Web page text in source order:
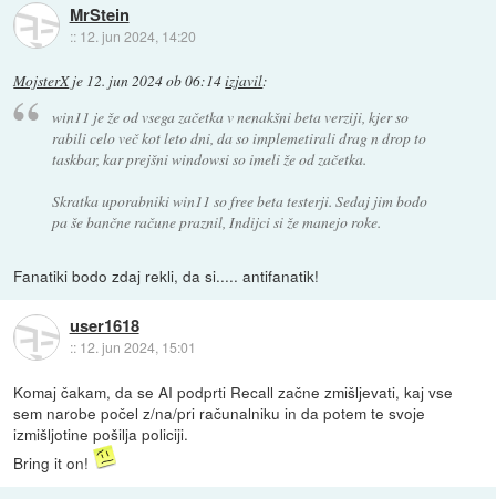
MrStein
:: 12. jun 2024, 14:20
MojsterXje 12. jun 2024 ob 06:14izjavil:
win11 je že od vsega začetka v nenakšni beta verziji, kjer so
rabili celo več kot leto dni, da so implemetirali drag n drop to
taskbar, kar prejšni windowsi so imeli že od začetka.
Skratka uporabniki win11 so free beta testerji. Sedaj jim bodo
pa še bančne račune praznil, Indijci si že manejo roke.
Fanatiki bodo zdaj rekli, da si..... antifanatik!
user1618
:: 12. jun 2024, 15:01
Komaj čakam, da se AI podprti Recall začne zmišljevati, kaj vse
sem narobe počel z/na/pri računalniku in da potem te svoje
izmišljotine pošilja policiji.
Bring it on!